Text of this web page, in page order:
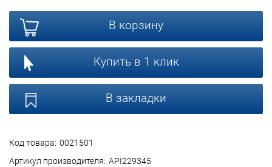
Код товара: 0021501
Артикул производителя: API229345
В корзину
Купить в 1 клик
В закладки